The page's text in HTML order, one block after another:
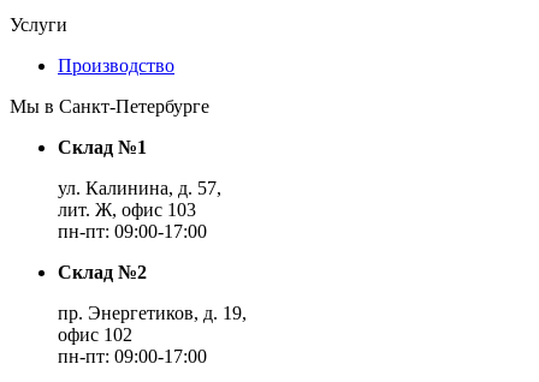
Услуги
Производство
Мы в Санкт-Петербурге
Склад №1
ул. Калинина, д. 57,
лит. Ж, офис 103
пн-пт: 09:00-17:00
Склад №2
пр. Энергетиков, д. 19,
офис 102
пн-пт: 09:00-17:00